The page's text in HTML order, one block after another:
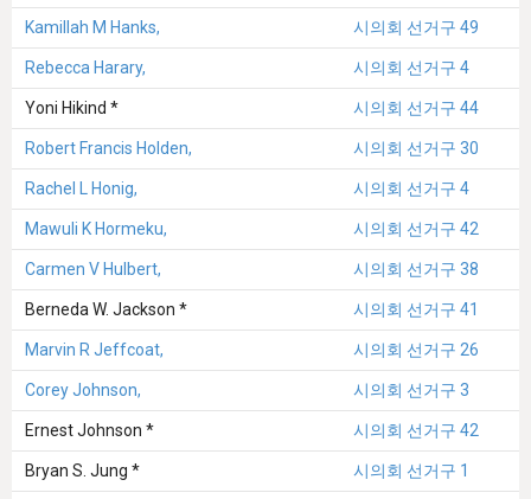
Kamillah M Hanks, 시의회 선거구 49
Rebecca Harary, 시의회 선거구 4
Yoni Hikind * 시의회 선거구 44
Robert Francis Holden, 시의회 선거구 30
Rachel L Honig, 시의회 선거구 4
Mawuli K Hormeku, 시의회 선거구 42
Carmen V Hulbert, 시의회 선거구 38
Berneda W. Jackson * 시의회 선거구 41
Marvin R Jeffcoat, 시의회 선거구 26
Corey Johnson, 시의회 선거구 3
Ernest Johnson * 시의회 선거구 42
Bryan S. Jung * 시의회 선거구 1